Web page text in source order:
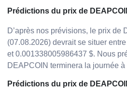
Prédictions du prix de
D’après nos prévisions, le prix de
(07.08.2026) devrait se situer
et 0.001338005986437 $. Nous
DEAPCOIN terminera la journée
Prédictions du prix de